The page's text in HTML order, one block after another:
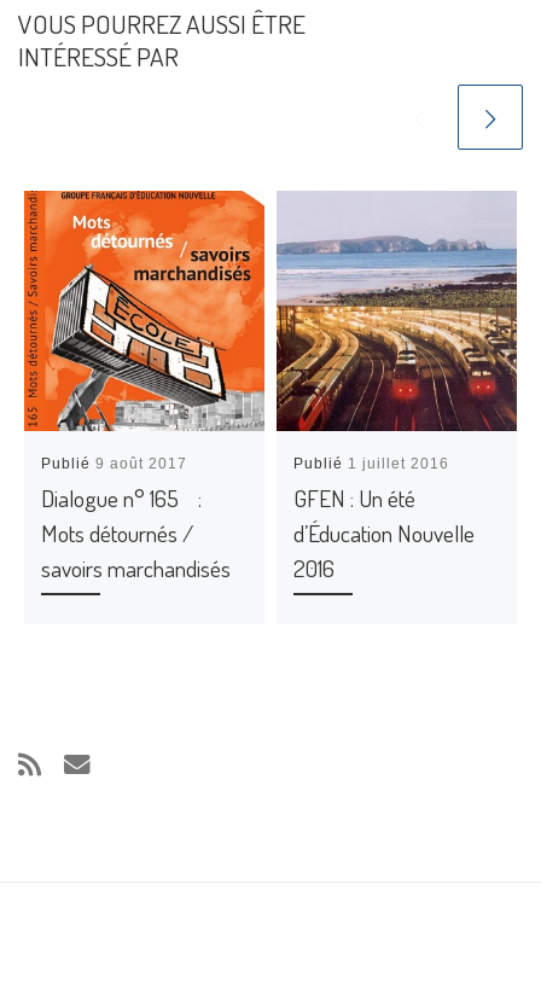
VOUS POURREZ AUSSI ÊTRE
INTÉRESSÉ PAR
Publié9 août 2017
Dialogue n° 165 :
Mots détournés /
savoirs marchandisés
Publié 1 juillet 2016
GFEN : Un été
d’Éducation Nouvelle
2016